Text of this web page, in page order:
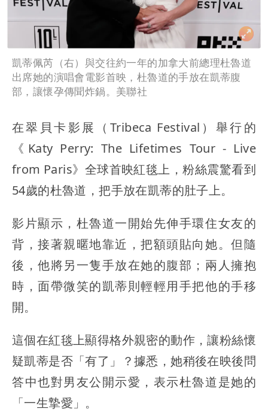
凱蒂佩芮（右）與交往約一年的加拿大前總理杜魯道
出席她的演唱會電影首映，杜魯道的手放在凱蒂腹
部，讓懷孕傳聞炸鍋。美聯社
在翠貝卡影展（Tribeca Festival）舉行的
《Katy Perry: The Lifetimes Tour - Live
from Paris》全球首映紅毯上，粉絲震驚看到
54歲的杜魯道，把手放在凱蒂的肚子上。
影片顯示，杜魯道一開始先伸手環住女友的
背，接著親暱地靠近，把額頭貼向她。但隨
後，他將另一隻手放在她的腹部；兩人擁抱
時，面帶微笑的凱蒂則輕輕用手把他的手移
開。
這個在紅毯上顯得格外親密的動作，讓粉絲懷
疑凱蒂是否「有了」？據悉，她稍後在映後問
答中也對男友公開示愛，表示杜魯道是她的
「一生摯愛」。